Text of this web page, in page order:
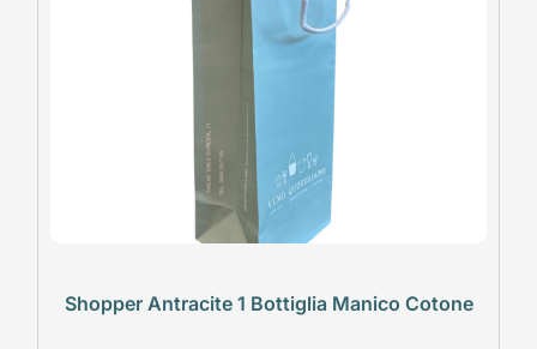
Shopper Antracite 1 Bottiglia Manico Cotone